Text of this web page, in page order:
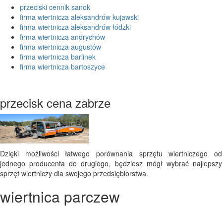
przeciski cennik sanok
firma wiertnicza aleksandrów kujawski
firma wiertnicza aleksandrów łódzki
firma wiertnicza andrychów
firma wiertnicza augustów
firma wiertnicza barlinek
firma wiertnicza bartoszyce
przecisk cena zabrze
Dzięki możliwości łatwego porównania sprzętu wiertniczego od
jednego producenta do drugiego, będziesz mógł wybrać najlepszy
sprzęt wiertniczy dla swojego przedsiębiorstwa.
wiertnica parczew